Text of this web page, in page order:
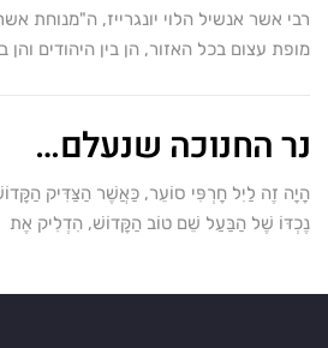
רבי אשר אנשיל הלוי יונגרייז, ה"מנוחת
מופת עצום בכל האזור, הן בין היהודים והן
נר החנוכה שנעלם…
הָיָה זֶה לַיִל חָרְפִּי סוֹעֵר, כַּאֲשֶׁר הַצַּדִּיק
נֶכְדּוֹ שֶׁל הַבַּעַל שֵׁם טוֹב הַקָּדוֹשׁ, הִדְלִיק אֶת